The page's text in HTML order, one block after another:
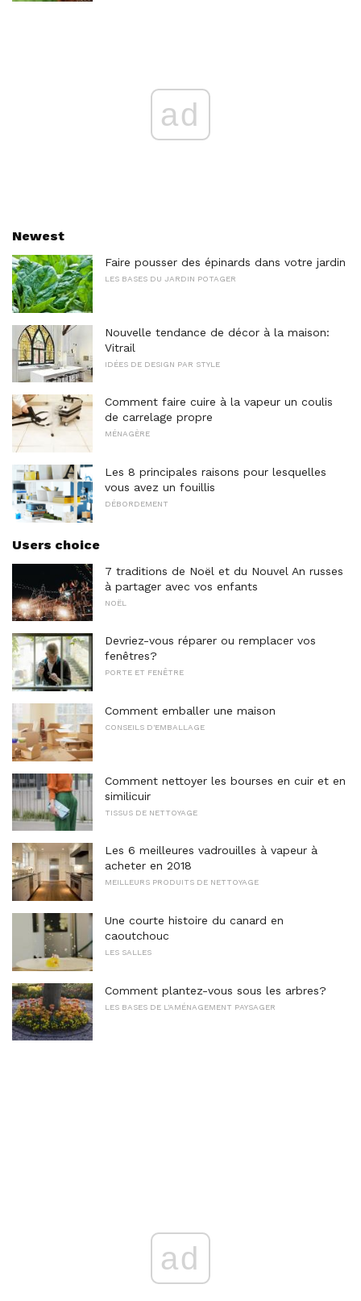
ad
Newest
Faire pousser des épinards dans votre jardin
LES BASES DU JARDIN POTAGER
Nouvelle tendance de décor à la maison:
Vitrail
IDÉES DE DESIGN PAR STYLE
Comment faire cuire à la vapeur un coulis
de carrelage propre
MÉNAGÈRE
Les 8 principales raisons pour lesquelles
vous avez un fouillis
DÉBORDEMENT
Users choice
7 traditions de Noël et du Nouvel An russes
à partager avec vos enfants
NOËL
Devriez-vous réparer ou remplacer vos
fenêtres?
PORTE ET FENÊTRE
Comment emballer une maison
CONSEILS D'EMBALLAGE
Comment nettoyer les bourses en cuir et en
similicuir
TISSUS DE NETTOYAGE
Les 6 meilleures vadrouilles à vapeur à
acheter en 2018
MEILLEURS PRODUITS DE NETTOYAGE
Une courte histoire du canard en
caoutchouc
LES SALLES
Comment plantez-vous sous les arbres?
LES BASES DE L'AMÉNAGEMENT PAYSAGER
ad